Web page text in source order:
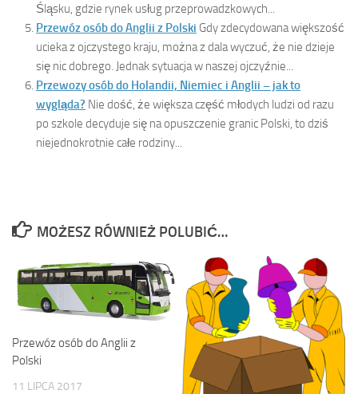
Śląsku, gdzie rynek usług przeprowadzkowych...
Przewóz osób do Anglii z Polski Gdy zdecydowana większość
ucieka z ojczystego kraju, można z dala wyczuć, że nie dzieje
się nic dobrego. Jednak sytuacja w naszej ojczyźnie...
Przewozy osób do Holandii, Niemiec i Anglii – jak to
wygląda? Nie dość, że większa część młodych ludzi od razu
po szkole decyduje się na opuszczenie granic Polski, to dziś
niejednokrotnie całe rodziny...
MOŻESZ RÓWNIEŻ POLUBIĆ…
Przewóz osób do Anglii z
Polski
11 LIPCA 2017